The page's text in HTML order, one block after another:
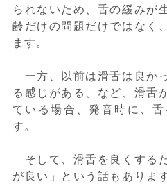
られないため、舌の緩みが
齢だけの問題だけではなく
ます。
一方、以前は滑舌は良か
る感じがある、など、滑舌
ている場合、発音時に、
す。
そして、滑舌を良くする
が良い」という話もありま